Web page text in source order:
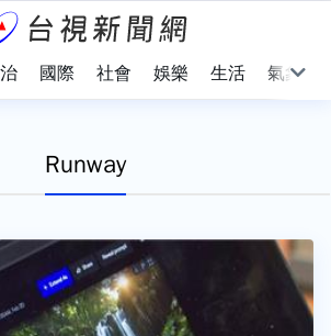
國際 社會 娛樂 生活 氣象
Runway